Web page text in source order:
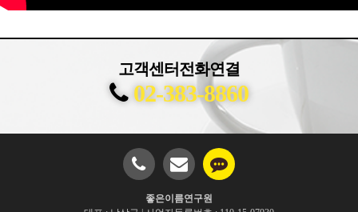
고객센터전화연결
02-383-8860
좋은이름연구원